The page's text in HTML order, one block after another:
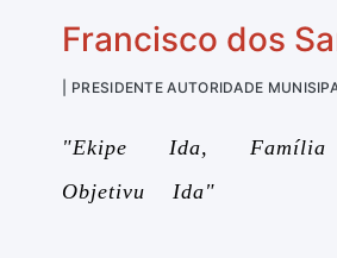
Francisco dos
| PRESIDENTE AUTORIDADE
"Ekipe Ida,
Objetivu Ida"